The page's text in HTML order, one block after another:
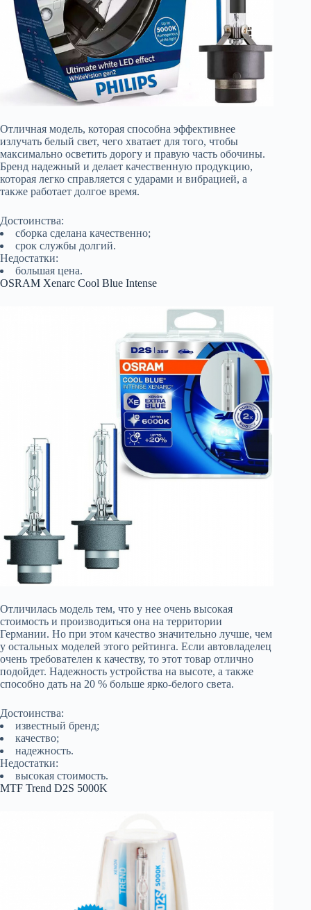
Отличная модель, которая способна эффективнее
излучать белый свет, чего хватает для того, чтобы
максимально осветить дорогу и правую часть обочины.
Бренд надежный и делает качественную продукцию,
которая легко справляется с ударами и вибрацией, а
также работает долгое время.
Достоинства:
сборка сделана качественно;
срок службы долгий.
Недостатки:
большая цена.
OSRAM Xenarc Cool Blue Intense
Отличилась модель тем, что у нее очень высокая
стоимость и производиться она на территории
Германии. Но при этом качество значительно лучше, чем
у остальных моделей этого рейтинга. Если автовладелец
очень требователен к качеству, то этот товар отлично
подойдет. Надежность устройства на высоте, а также
способно дать на 20 % больше ярко-белого света.
Достоинства:
известный бренд;
качество;
надежность.
Недостатки:
высокая стоимость.
MTF Trend D2S 5000K